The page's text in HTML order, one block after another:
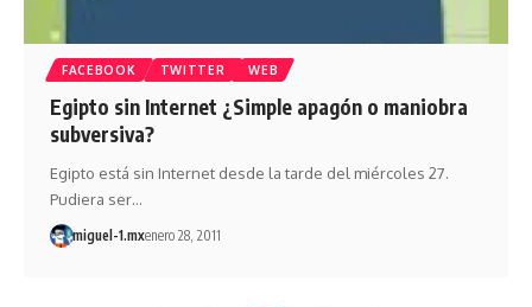
FACEBOOK TWITTER WEB
Egipto sin Internet ¿Simple apagón o maniobra
subversiva?
Egipto está sin Internet desde la tarde del miércoles 27.
Pudiera ser…
miguel-1.mxenero 28, 2011